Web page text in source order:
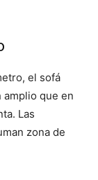
el sofá
amplio que en
Las
zona de